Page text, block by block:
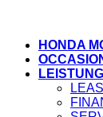
HONDA